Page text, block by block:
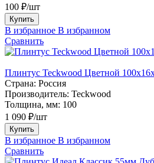
100 ₽/шт
Купить
В избранное В избранном
Сравнить
Плинтус Teckwood Цветной
Страна: Россия
Производитель: Teckwood
Толщина, мм: 100
1 090 ₽/шт
Купить
В избранное В избранном
Сравнить